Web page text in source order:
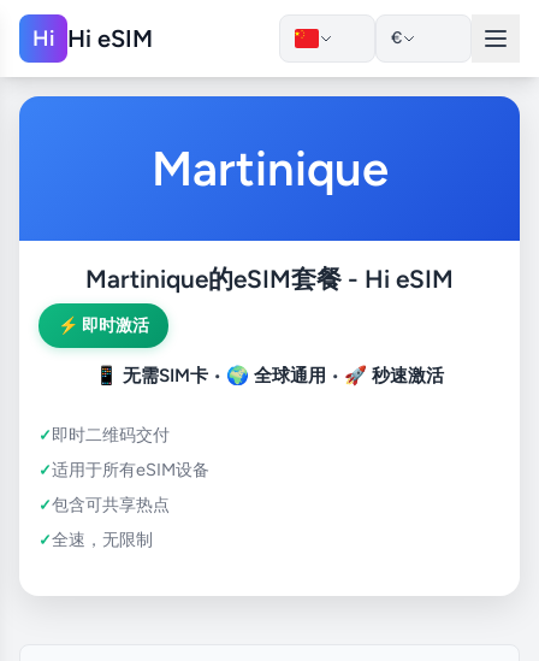
Hi Hi eSIM €
Martinique
Martinique的eSIM套餐 - Hi eSIM
⚡ 即时激活
📱 无需SIM卡 • 🌍 全球通用 • 🚀 秒速激活
即时二维码交付
适用于所有eSIM设备
包含可共享热点
全速，无限制